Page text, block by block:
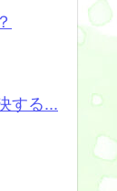
する...